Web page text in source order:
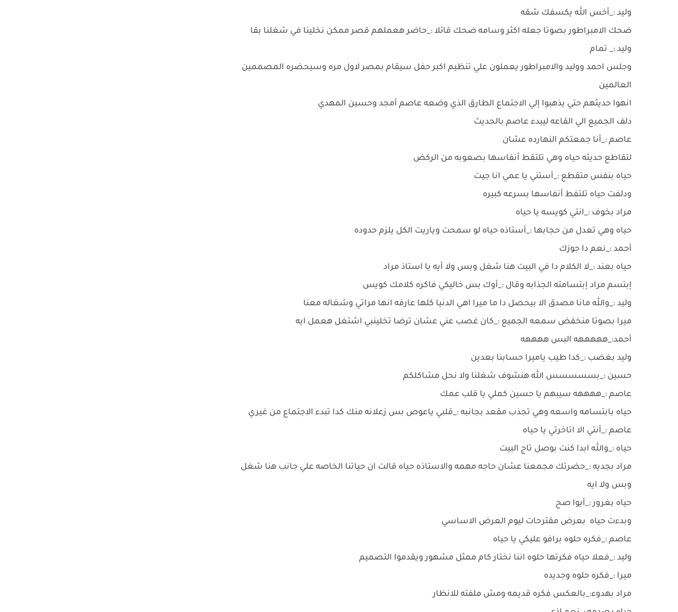
وليد :_أخس الله يكسفك شقه
ضحك الامبراطور بصوتا جعله اكثر وسامه ضحك قائلا :_حاضر هعملهم قصر ممكن نخلينا في شغلنا بقا
وليد :_ تمام
وجلس احمد ووليد والامبراطور يعملون علي تنظيم اكبر حفل سيقام بمصر لاول مره وسيحضره المصممين
العالمين
انهوا حديثهم حتي يذهبوا إلي الاجتماع الطارق الذي وضعه عاصم أمجد وحسين المهدي
دلف الجميع الي القاعه ليبدء عاصم بالحديث
عاصم :_أنا جمعتكم النهارده عشان
لتقاطع حديثه حياه وهي تلتقط أنفاسها بصعوبه من الركض
حياه بنفس متقطع :_أستني يا عمي انا جيت
ودلفت حياه تلتفط أنفاسها بسرعه كبيره
مراد بخوف :_انتي كويسه يا حياه
حياه وهي تعدل من حجابها :_أستاذه حياه لو سمحت وياريت الكل يلزم حدوده
أحمد :_نعم دا جوزك
حياه بعند :_لا الكلام دا في البيت هنا شغل وبس ولا أيه يا استاذ مراد
إبتسم مراد إبتسامته الجذابه وقال :_أوك بس خاليكي فاكره كلامك كويس
وليد :_والله مانا مصدق الا بيحصل دا ما ميرا اهي الدنيا كلها عارفه انها مراتي وشغاله معنا
ميرا بصوتا منخفض سمعه الجميع :_كان غصب عني عشان ترضا تخلينبي اشتغل هعمل ايه
أحمد:_هههههه البس ههههه
وليد بغضب :_كدا طيب ياميرا حسابنا بعدين
حسين :_بسسسسس الله هنشوف شغلنا ولا نحل مشاكلكم
عاصم :_ههههه سيبهم يا حسين كملي يا قلب عمك
حياه بابتسامه واسعه وهي تجذب مقعد بجانبه :_قلبي ياعوص بس زعلانه منك كدا تبدء الاجتماع من غيري
عاصم :_أنتي الا اتاخرتي يا حياه
حياه :_والله ابدا كنت بوصل تاج البيت
مراد بجديه :_حضرتك مجمعنا عشان حاجه مهمه والاستاذه حياه قالت ان حياتنا الخاصه علي جانب هنا شغل
وبس ولا ايه
حياه بغرور :_أيوا صح
وبدءت حياه بعرض مقترحات ليوم العرض الاساسي
عاصم :_فكره حلوه برافو عليكي يا حياه
وليد :_فعلا حياه فكرتها حلوه اننا نختار كام ممثل مشهور ويقدموا التصميم
ميرا :_فكره حلوه وجديده
مراد بهدوء:_بالعكس فكره قديمه ومش ملفته للانظار